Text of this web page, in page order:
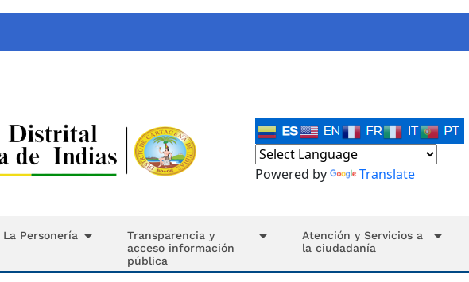
Powered by Translate
La Personería
Transparencia y
acceso información
pública
Atención y Servicios a
la ciudadanía